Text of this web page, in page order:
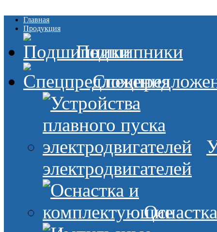
Главная
Продукция
Подшипники
электродвигателей